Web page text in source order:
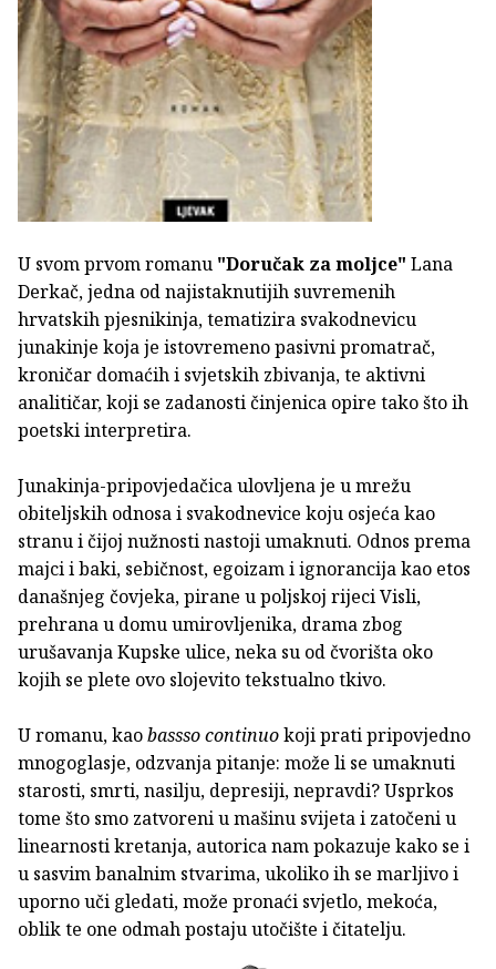
U svom prvom romanu "Doručak za moljce" Lana
Derkač, jedna od najistaknutijih suvremenih
hrvatskih pjesnikinja, tematizira svakodnevicu
junakinje koja je istovremeno pasivni promatrač,
kroničar domaćih i svjetskih zbivanja, te aktivni
analitičar, koji se zadanosti činjenica opire tako što ih
poetski interpretira.
Junakinja-pripovjedačica ulovljena je u mrežu
obiteljskih odnosa i svakodnevice koju osjeća kao
stranu i čijoj nužnosti nastoji umaknuti. Odnos prema
majci i baki, sebičnost, egoizam i ignorancija kao etos
današnjeg čovjeka, pirane u poljskoj rijeci Visli,
prehrana u domu umirovljenika, drama zbog
urušavanja Kupske ulice, neka su od čvorišta oko
kojih se plete ovo slojevito tekstualno tkivo.
U romanu, kaobassso continuokoji prati pripovjedno
mnogoglasje, odzvanja pitanje: može li se umaknuti
starosti, smrti, nasilju, depresiji, nepravdi? Usprkos
tome što smo zatvoreni u mašinu svijeta i zatočeni u
linearnosti kretanja, autorica nam pokazuje kako se i
u sasvim banalnim stvarima, ukoliko ih se marljivo i
uporno uči gledati, može pronaći svjetlo, mekoća,
oblik te one odmah postaju utočište i čitatelju.